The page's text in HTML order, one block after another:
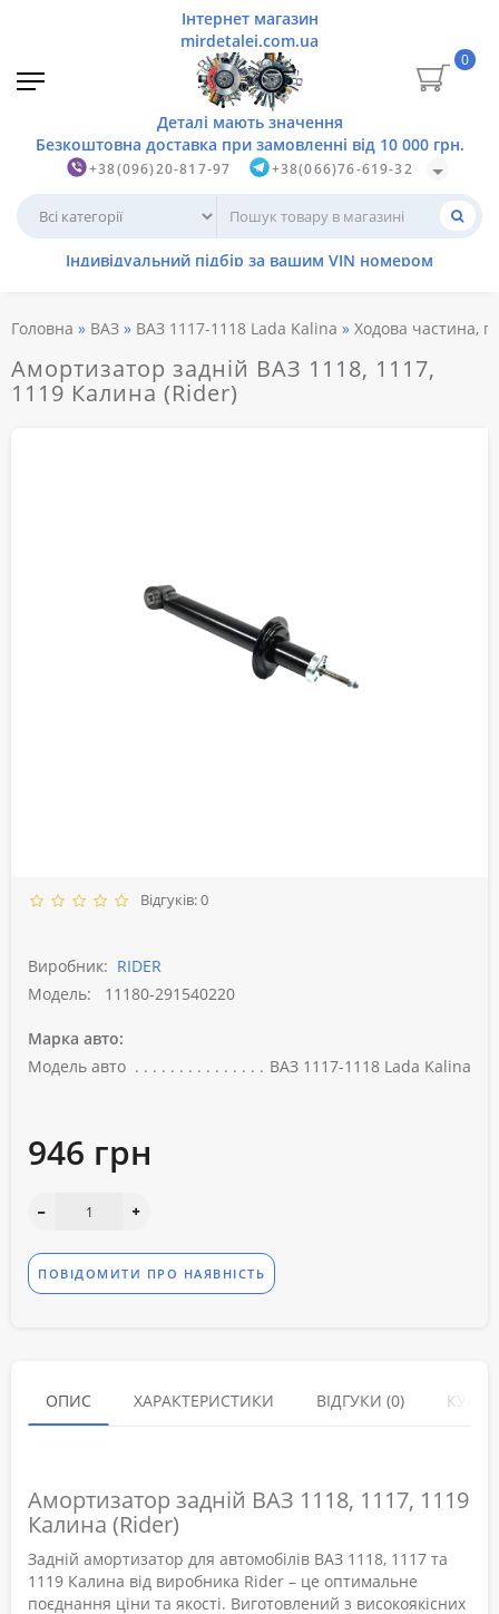
+38(096)20-817-97 +38(066)76-619-32
0
Головна ВАЗ ВАЗ 1117-1118 Lada Kalina Ходова частина,
Амортизатор задній ВАЗ 1118, 1117,
1119 Калина (Rider)
Відгуків: 0
Виробник: RIDER
Модель:
11180-291540220
Марка авто:
Модель авто
ВАЗ 1117-1118 Lada Kalina
946 грн
ПОВІДОМИТИ ПРО НАЯВНІСТЬ
ОПИС ХАРАКТЕРИСТИКИ ВІДГУКИ (0)
Амортизатор задній ВАЗ 1118, 1117, 1119
Калина (Rider)
Задній амортизатор для автомобілів ВАЗ 1118, 1117 та
1119 Калина від виробника Rider – це оптимальне
поєднання ціни та якості. Виготовлений з високоякісних